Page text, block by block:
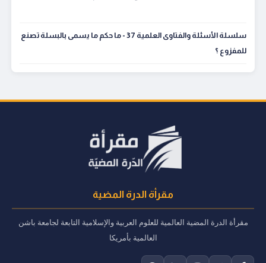
سلسلة الأسئلة والفتاوى العلمية 37 - ما حكم ما يسمى بالبسلة تصنع
للمفزوع ؟
مقرأة الدرة المضية
مقرأة الدرة المضية العالمية للعلوم العربية والإسلامية التابعة لجامعة باشن
العالمية بأمريكا